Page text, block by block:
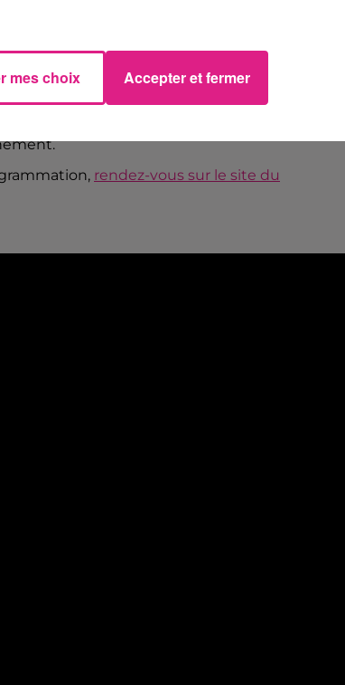
gravé dans le marbre puisque la situation
L’organisation invite d’ailleurs les
rendez-vous sur le site du
mes choix Accepter et fermer